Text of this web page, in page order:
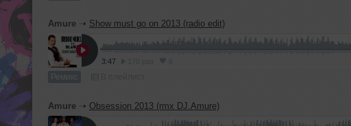
Amure ➝ Show must go on 2013 (radio edit)
3:47
Ремикс
Amure ➝ Obsession 2013 (rmx DJ.Amure)